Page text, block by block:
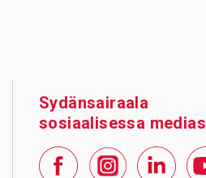
Sydänsairaala
sosiaalisessa